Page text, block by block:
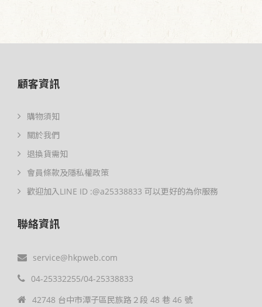
顧客資訊
購物須知
關於我們
退換貨需知
會員條款及隱私權政策
歡迎加入LINE ID :@a25338833 可以更好的為你服務
聯絡資訊
service@hkpweb.com
04-25332255/04-25338833
42748 台中市潭子區民族路２段 48 巷 46 號